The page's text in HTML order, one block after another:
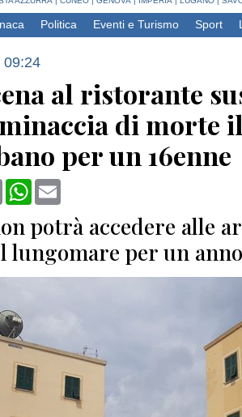
Politica Eventi e Turismo Sport
09:24
al ristorante
di morte
per un 16enne
Print WhatsApp
potrà accedere alle
lungomare per un anno